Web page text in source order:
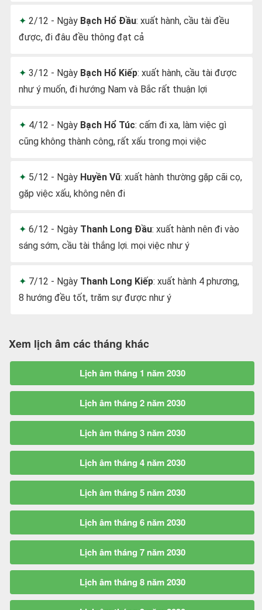
2/12 - Ngày Bạch Hổ Đầu: xuất hành, cầu tài đều
được, đi đâu đều thông đạt cả
3/12 - Ngày Bạch Hổ Kiếp: xuất hành, cầu tài được
như ý muốn, đi hướng Nam và Bắc rất thuận lợi
4/12 - Ngày Bạch Hổ Túc: cấm đi xa, làm việc gì
cũng không thành công, rất xấu trong mọi việc
5/12 - Ngày Huyền Vũ: xuất hành thường gặp cãi cọ,
gặp việc xấu, không nên đi
6/12 - Ngày Thanh Long Đầu: xuất hành nên đi vào
sáng sớm, cầu tài thắng lợi. mọi việc như ý
7/12 - Ngày Thanh Long Kiếp: xuất hành 4 phương,
8 hướng đều tốt, trăm sự được như ý
Xem lịch âm các tháng khác
Lịch âm tháng 1 năm 2030
Lịch âm tháng 2 năm 2030
Lịch âm tháng 3 năm 2030
Lịch âm tháng 4 năm 2030
Lịch âm tháng 5 năm 2030
Lịch âm tháng 6 năm 2030
Lịch âm tháng 7 năm 2030
Lịch âm tháng 8 năm 2030